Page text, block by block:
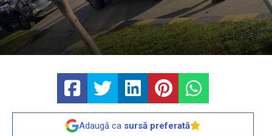
Adaugă ca sursă preferată